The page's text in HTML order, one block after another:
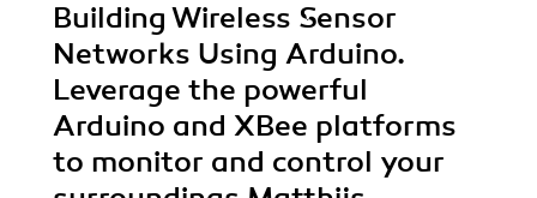
Building Wireless Sensor
Networks Using Arduino.
Leverage the powerful
Arduino and XBee platforms
to monitor and control your